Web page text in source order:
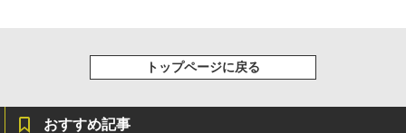
トップページに戻る
おすすめ記事